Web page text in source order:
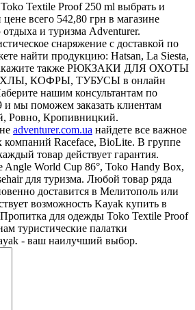
Textile Proof 250 ml выбрать и
всего 542,80 грн в магазине
отдыха и туризма Adventurer.
снаряжение с доставкой по
найти продукцию: Hatsan, La Siesta,
также РЮКЗАКИ ДЛЯ ОХОТЫ
КОФРЫ, ТУБУСЫ в онлайн
нашим консультантам по
и мы поможем заказать клиентам
Ровно, Кропивницкий.
adventurer.com.ua найдете все важное
компаний Raceface, BioLite. В группе
товар действует гарантия.
Angle World Cup 86°, Toko Handy Box,
для туризма. Любой товар ряда
доставится в Мелитополь или
возможность Kayak купить в
Пропитка для одежды Toko Textile Proof
туристические палатки
- ваш наилучший выбор.